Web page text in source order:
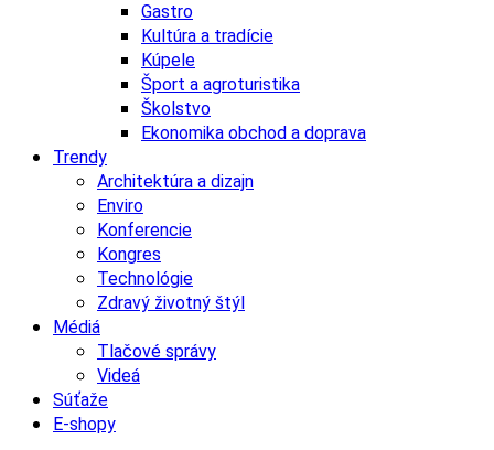
Gastro
Kultúra a tradície
Kúpele
Šport a agroturistika
Školstvo
Ekonomika obchod a doprava
Trendy
Architektúra a dizajn
Enviro
Konferencie
Kongres
Technológie
Zdravý životný štýl
Médiá
Tlačové správy
Videá
Súťaže
E-shopy